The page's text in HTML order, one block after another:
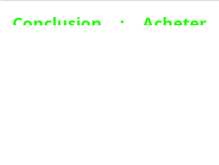
Conclusion : Acheter